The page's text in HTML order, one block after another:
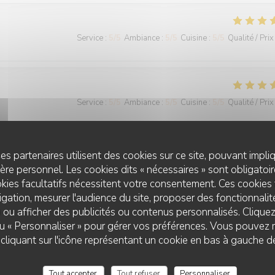
partenaires utilisent des cookies sur ce site, pouvant
personnel. Les cookies dits « nécessaires » sont
facultatifs nécessitent votre consentement. Ces
mesurer l'audience du site, proposer des
afficher des publicités ou contenus personnalisés.
« Personnaliser » pour gérer vos préférences. Vous
sur l'icône représentant un cookie en bas à gauche
Service : Ambiance : Cuisine : Qualité / Prix
Service : Ambiance : Cuisine : Qualité / Prix
le meilleur restaurant d’Amiens et de loin.
Service:5/5 Ambiance: 5/5 Cuisine: 5/5 Qualité / Prix:
qui est à la hauteur des recommandations que nous avons eu
et savoureuses découvertes, félicitations à l ensemble du